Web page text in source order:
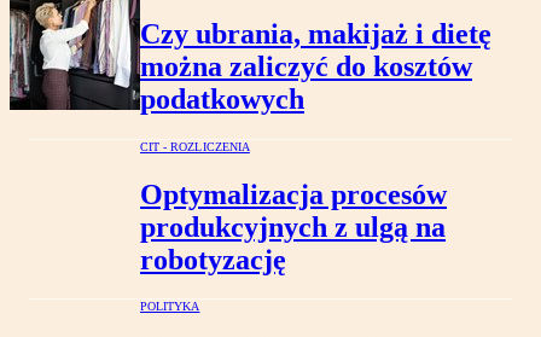
Czy ubrania, makijaż i dietę
można zaliczyć do kosztów
podatkowych
CIT - ROZLICZENIA
Optymalizacja procesów
produkcyjnych z ulgą na
robotyzację
POLITYKA